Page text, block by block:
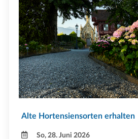
Alte Hortensiensorten erhalten
So, 28. Juni 2026